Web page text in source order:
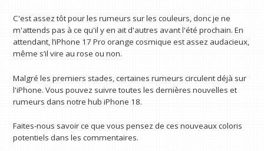
C'est assez tôt pour les rumeurs sur les couleurs, donc je ne
m'attends pas à ce qu'il y en ait d'autres avant l'été prochain. En
attendant, l’iPhone 17 Pro orange cosmique est assez audacieux,
même s’il vire au rose ou non.
Malgré les premiers stades, certaines rumeurs circulent déjà sur
l'iPhone. Vous pouvez suivre toutes les dernières nouvelles et
rumeurs dans notre hub iPhone 18.
Faites-nous savoir ce que vous pensez de ces nouveaux coloris
potentiels dans les commentaires.